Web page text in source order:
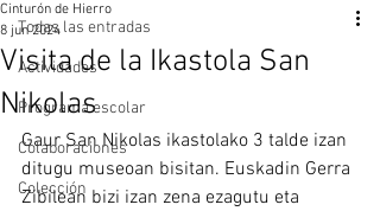
Todas las entradas
Actividades
Programa escolar
Colaboraciones
Colección
Visita de la Ikastola San
Nikolas
Cinturón de Hierro
8 jun 2024
Gaur San Nikolas ikastolako 3 talde izan
ditugu museoan bisitan. Euskadin Gerra
Zibilean bizi izan zena ezagutu eta